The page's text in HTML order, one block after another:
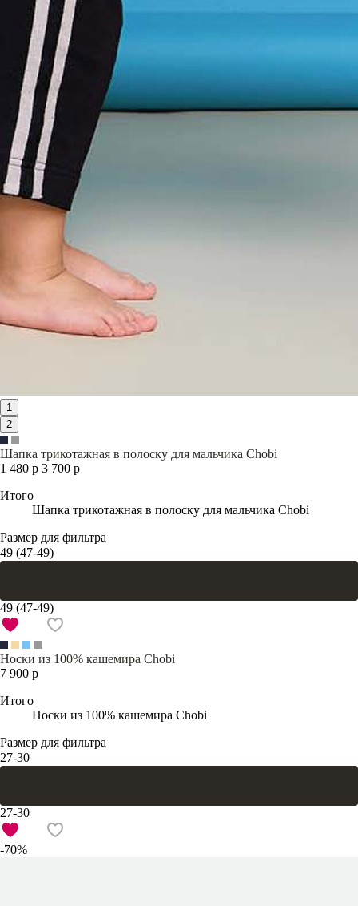
1
2
Шапка трикотажная в полоску для мальчика Chobi
1 480 р 3 700 р
Итого
Шапка трикотажная в полоску для мальчика Chobi
Размер для фильтра
49 (47-49)
49 (47-49)
Носки из 100% кашемира Chobi
7 900 р
Итого
Носки из 100% кашемира Chobi
Размер для фильтра
27-30
27-30
-70%